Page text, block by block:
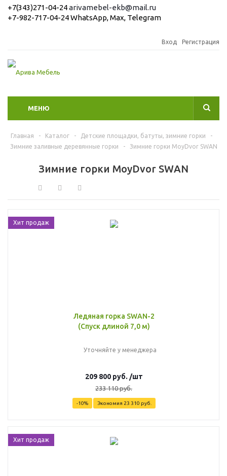
+7(343)271-04-24arivamebel-ekb@mail.ru
+7-982-717-04-24 WhatsApp, Max, Telegram
Вход Регистрация
МЕНЮ
Главная - Каталог - Детские площадки, батуты, зимние горки
-
Зимние заливные деревянные горки
- Зимние горки MoyDvor SWAN
Зимние горки MoyDvor SWAN
Хит продаж
Ледяная горка SWAN-2
(Спуск длиной 7,0 м)
Уточняйте у менеджера
209 800руб. /шт
233 110руб.
-10% Экономия 23 310 руб.
Хит продаж